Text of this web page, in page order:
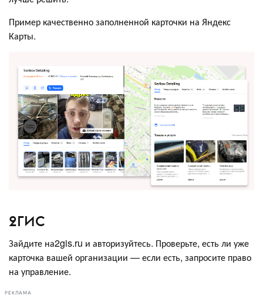
Пример качественно заполненной карточки на Яндекс
Карты.
2ГИС
Зайдите на2gis.ru и авторизуйтесь. Проверьте, есть ли уже
карточка вашей организации — если есть, запросите право
на управление.
РЕКЛАМА